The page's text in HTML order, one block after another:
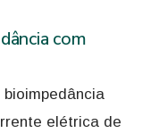
com
elétrica de